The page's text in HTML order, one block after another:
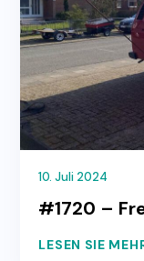
10. Juli 2024
#1720 –
LESEN SIE